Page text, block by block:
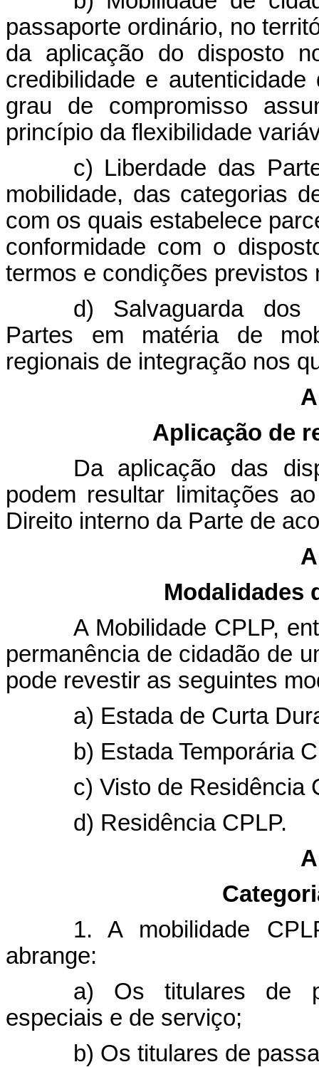
passaporte ordinário, no
da aplicação do disposto
credibilidade e
grau de compromisso
princípio da flexibilidade
c) Liberdade das
mobilidade, das categorias
com os quais estabelece
conformidade com o
termos e condições previstos
d) Salvaguarda dos
Partes em matéria de
regionais de integração nos
Aplicação de
Da aplicação das
podem resultar limitações
Direito interno da Parte de
Modalidades
A Mobilidade CPLP,
permanência de cidadão de
pode revestir as seguintes
a) Estada de Curta
b) Estada Temporária
c) Visto de Residência
d) Residência CPLP.
1. A mobilidade
abrange:
a) Os titulares de
especiais e de serviço;
b) Os titulares de